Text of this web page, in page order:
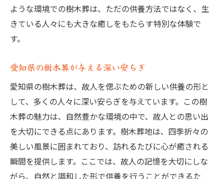
ような環境での樹木葬は、ただの供養方法ではなく、生
きている人々にも大きな癒しをもたらす特別な体験で
す。
愛知県の樹木葬が与える深い安らぎ
愛知県の樹木葬は、故人を偲ぶための新しい供養の形と
して、多くの人々に深い安らぎを与えています。この樹
木葬の魅力は、自然豊かな環境の中で、故人との思い出
を大切にできる点にあります。樹木葬地は、四季折々の
美しい風景に囲まれており、訪れるたびに心が癒される
瞬間を提供します。ここでは、故人の記憶を大切にしな
がら、自然と調和した形で供養を行うことができるた